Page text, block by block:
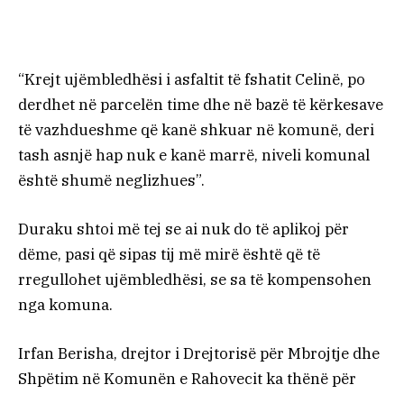
“Krejt ujëmbledhësi i asfaltit të fshatit Celinë, po
derdhet në parcelën time dhe në bazë të kërkesave
të vazhdueshme që kanë shkuar në komunë, deri
tash asnjë hap nuk e kanë marrë, niveli komunal
është shumë neglizhues”.
Duraku shtoi më tej se ai nuk do të aplikoj për
dëme, pasi që sipas tij më mirë është që të
rregullohet ujëmbledhësi, se sa të kompensohen
nga komuna.
Irfan Berisha, drejtor i Drejtorisë për Mbrojtje dhe
Shpëtim në Komunën e Rahovecit ka thënë për